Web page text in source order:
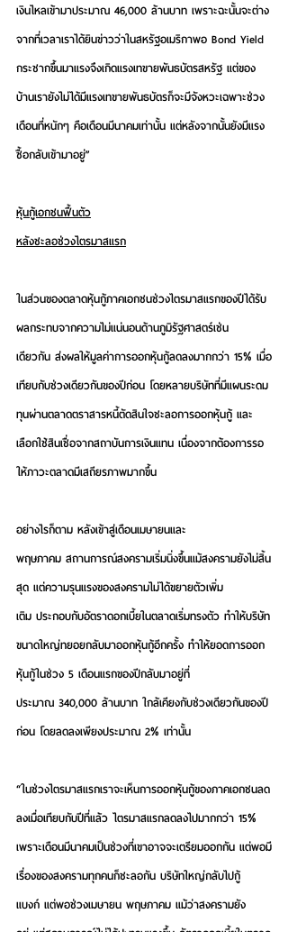
เงินไหลเข้ามาประมาณ 46,000 ล้านบาท เพราะฉะนั้นจะต่าง
จากที่เวลาเราได้ยินข่าวว่าในสหรัฐอเมริกาพอ Bond Yield
กระชากขึ้นมาแรงจึงเกิดแรงเทขายพันธบัตรสหรัฐ แต่ของ
บ้านเรายังไม่ได้มีแรงเทขายพันธบัตรก็จะมีจังหวะเฉพาะช่วง
เดือนที่หนักๆ คือเดือนมีนาคมเท่านั้น แต่หลังจากนั้นยังมีแรง
ซื้อกลับเข้ามาอยู่”
หุ้นกู้เอกชนฟื้นตัว
หลังชะลอช่วงไตรมาสแรก
ในส่วนของตลาดหุ้นกู้ภาคเอกชนช่วงไตรมาสแรกของปีได้รับ
ผลกระทบจากความไม่แน่นอนด้านภูมิรัฐศาสตร์เช่น
เดียวกัน ส่งผลให้มูลค่าการออกหุ้นกู้ลดลงมากกว่า 15% เมื่อ
เทียบกับช่วงเดียวกันของปีก่อน โดยหลายบริษัทที่มีแผนระดม
ทุนผ่านตลาดตราสารหนี้ตัดสินใจชะลอการออกหุ้นกู้ และ
เลือกใช้สินเชื่อจากสถาบันการเงินแทน เนื่องจากต้องการรอ
ให้ภาวะตลาดมีเสถียรภาพมากขึ้น
อย่างไรก็ตาม หลังเข้าสู่เดือนเมษายนและ
พฤษภาคม สถานการณ์สงครามเริ่มนิ่งขึ้นแม้สงครามยังไม่สิ้น
สุด แต่ความรุนแรงของสงครามไม่ได้ขยายตัวเพิ่ม
เติม ประกอบกับอัตราดอกเบี้ยในตลาดเริ่มทรงตัว ทำให้บริษัท
ขนาดใหญ่ทยอยกลับมาออกหุ้นกู้อีกครั้ง ทำให้ยอดการออก
หุ้นกู้ในช่วง 5 เดือนแรกของปีกลับมาอยู่ที่
ประมาณ 340,000 ล้านบาท ใกล้เคียงกับช่วงเดียวกันของปี
ก่อน โดยลดลงเพียงประมาณ 2% เท่านั้น
“ในช่วงไตรมาสแรกเราจะเห็นการออกหุ้นกู้ของภาคเอกชนลด
ลงเมื่อเทียบกับปีที่แล้ว ไตรมาสแรกลดลงไปมากกว่า 15%
เพราะเดือนมีนาคมเป็นช่วงที่เขาอาจจะเตรียมออกกัน แต่พอมี
เรื่องของสงครามทุกคนก็ชะลอกัน บริษัทใหญ่กลับไปกู้
แบงก์ แต่พอช่วงเมษายน พฤษภาคม แม้ว่าสงครามยัง